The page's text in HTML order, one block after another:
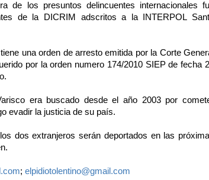
de los presuntos delincuentes internacionales
de la DICRIM adscritos a la INTERPOL
una orden de arresto emitida por la Corte
por la orden numero 174/2010 SIEP de fecha
era buscado desde el año 2003 por
evadir la justicia de su país.
dos extranjeros serán deportados en las
; elpidiotolentino@gmail.com